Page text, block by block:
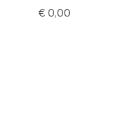
Price
€ 0,00